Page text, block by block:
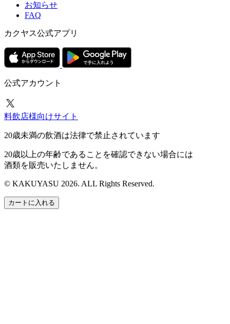
お知らせ
FAQ
カクヤス公式アプリ
公式アカウント
料飲店様向けサイト
20歳未満の飲酒は法律で禁止されています
20歳以上の年齢であることを確認できない場合には
酒類を販売いたしません。
© KAKUYASU 2026. ALL Rights Reserved.
カートに入れる